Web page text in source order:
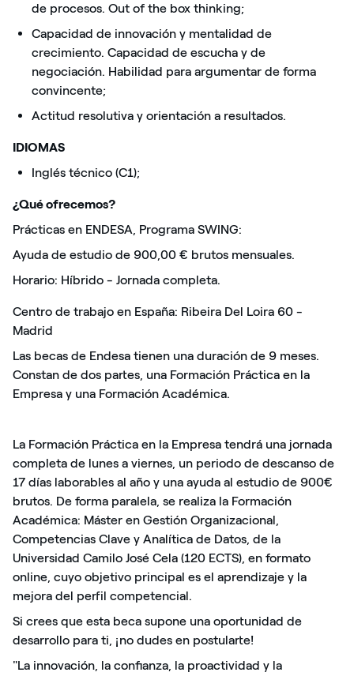
de procesos. Out of the box thinking;
Capacidad de innovación y mentalidad de
crecimiento. Capacidad de escucha y de
negociación. Habilidad para argumentar de forma
convincente;
Actitud resolutiva y orientación a resultados.
IDIOMAS
Inglés técnico (C1);
¿Qué ofrecemos?
Prácticas en ENDESA, Programa SWING:
Ayuda de estudio de 900,00 € brutos mensuales.
Horario: Híbrido - Jornada completa.
Centro de trabajo en España: Ribeira Del Loira 60 -
Madrid
Las becas de Endesa tienen una duración de 9 meses.
Constan de dos partes, una Formación Práctica en la
Empresa y una Formación Académica.
La Formación Práctica en la Empresa tendrá una jornada
completa de lunes a viernes, un periodo de descanso de
17 días laborables al año y una ayuda al estudio de 900€
brutos. De forma paralela, se realiza la Formación
Académica: Máster en Gestión Organizacional,
Competencias Clave y Analítica de Datos, de la
Universidad Camilo José Cela (120 ECTS), en formato
online, cuyo objetivo principal es el aprendizaje y la
mejora del perfil competencial.
Si crees que esta beca supone una oportunidad de
desarrollo para ti, ¡no dudes en postularte!
"La innovación, la confianza, la proactividad y la